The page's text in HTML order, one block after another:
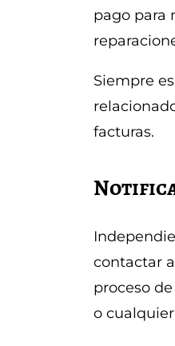
pago para
Siempre
facturas.
contactar
proceso
o